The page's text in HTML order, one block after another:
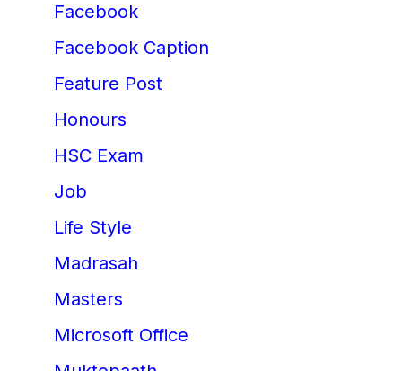
Facebook
Facebook Caption
Feature Post
Honours
HSC Exam
Job
Life Style
Madrasah
Masters
Microsoft Office